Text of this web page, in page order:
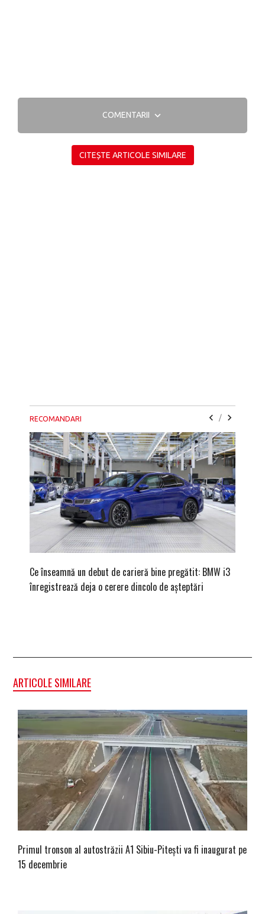
COMENTARII
CITEȘTE ARTICOLE SIMILARE
RECOMANDARI /
Ce înseamnă un debut de carieră bine pregătit: BMW i3
înregistrează deja o cerere dincolo de așteptări
ARTICOLE SIMILARE
Primul tronson al autostrăzii A1 Sibiu-Pitești va fi inaugurat pe
15 decembrie